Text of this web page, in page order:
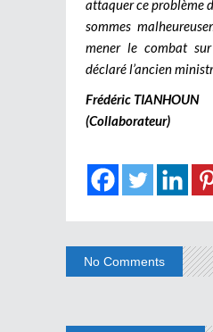
attaquer ce problème
sommes
mener le combat
déclaré l’ancien
Frédéric TIANHOUN
(Collaborateur)
No Comments